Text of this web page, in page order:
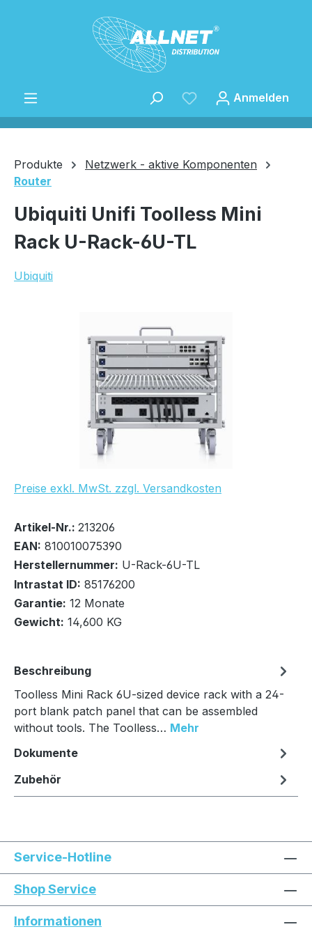
Zum Hauptinhalt springen
Speichern
Anmelden
Produkte
Netzwerk - aktive Komponenten
Router
Ubiquiti Unifi Toolless Mini
Rack U-Rack-6U-TL
Ubiquiti
UVP Netto: 258,40 €
Preise exkl. MwSt. zzgl. Versandkosten
Bestand:0x
Voraussichtlich wieder verfügbar ab: kein
2079-01-01T00:00:00+00:00
Anzahl: 7
In den Warenkorb
Artikel-Nr.: 213206
EAN: 810010075390
Herstellernummer: U-Rack-6U-TL
Intrastat ID: 85176200
Garantie: 12 Monate
Gewicht: 14,600 KG
Beschreibung
Toolless Mini Rack 6U-sized device rack with a 24-
port blank patch panel that can be assembled
without tools. The Toolless… Mehr
Dokumente
Zubehör
Service-Hotline
Shop Service
Informationen